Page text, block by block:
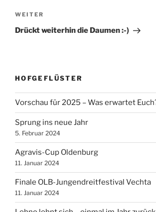
Nächster
Beitrag
WEITER
Drückt weiterhin die Daumen :-)
HOFGEFLÜSTER
Vorschau für 2025 – Was erwartet
Sprung ins neue Jahr
5. Februar 2024
Agravis-Cup Oldenburg
11. Januar 2024
Finale OLB-Jungendreitfestival Vechta
11. Januar 2024